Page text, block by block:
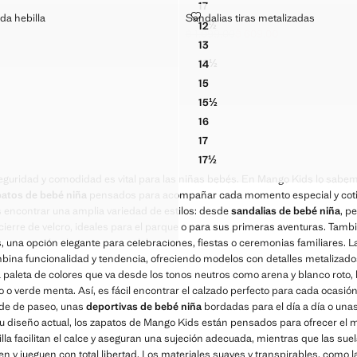
ANTE HEBILLA
ANTE HEBILLA
ANTE HEBILLA
17BAILARINAS METALIZADAS
17½BAILARINAS METALIZADAS
18BAILARINAS METALIZADAS
18½BAILARINAS METALIZADAS
19BAILARINAS METALIZADAS
HEBILLA
HEBILLA
HEBILLA
HEBILLA
HEBILLA
HEBILLA
HEBILLA
HEBILLA
HEBILLA
HEBILLA
HEBILLA
hebillaHEBILLA
]
Tallas
12SANDALIAS TIRAS
13SANDALIAS TIRAS
14SANDALIAS TIRAS
15SANDALIAS TIRAS
15½SANDALIAS TIRAS
16SANDALIAS TIRAS
17SANDALIAS TIRAS
17½SANDALIAS TIRAS
Sandalias tiras metalizadas
SANDALIAS TIRAS METALIZADAS
Precio inicial tachado [$ 1,099.00 ]
$ 1,099.00
Precio actual [$ 609.00 ]
y comodidad es vital para las niñas bebés. En Mango Kids lo
de bebé niña pensados para acompañar cada momento especial y
una amplia variedad de estilos: desdesandalias de bebé niña,
de velcro, ideales para el parque o para sus primeras aventuras.
una opción elegante para celebraciones, fiestas o ceremonias familiares.
funcionalidad y tendencia, ofreciendo modelos con detalles
de colores que va desde los tonos neutros como arena y blanco
o verde menta. Así, es fácil encontrar el calzado perfecto para cada
de paseo, unas deportivas de bebé niña bordadas para el día a día o
diseño actual, los zapatos de Mango Kids están pensados para ofrecer el
facilitan el calce y aseguran una sujeción adecuada, mientras que las
y jueguen con total libertad. Los materiales suaves y transpirables, como